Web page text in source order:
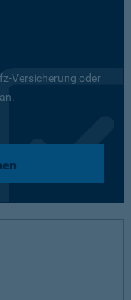
Versicherung oder